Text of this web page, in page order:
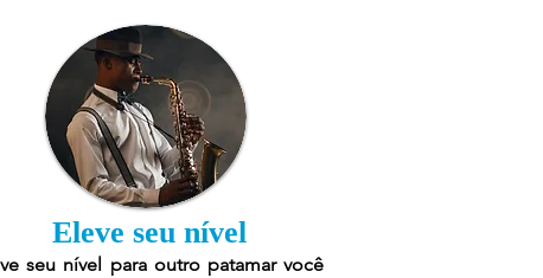
Eleve seu nível
seu nível para outro patamar você